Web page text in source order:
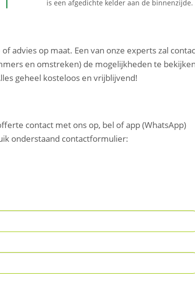
is een afgedichte kelder aan de binnenzijde.
advies op maat. Een van onze experts zal
en omstreken) de mogelijkheden te
geheel kosteloos en vrijblijvend!
contact met ons op, bel of app (WhatsApp)
onderstaand contactformulier: